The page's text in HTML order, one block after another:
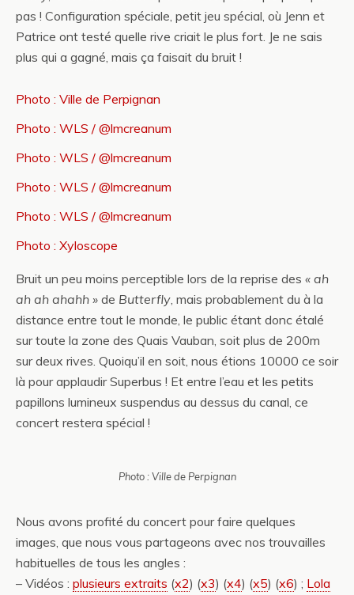
pas ! Configuration spéciale, petit jeu spécial, où Jenn et
Patrice ont testé quelle rive criait le plus fort. Je ne sais
plus qui a gagné, mais ça faisait du bruit !
Photo : Ville de Perpignan
Photo : WLS / @lmcreanum
Photo : WLS / @lmcreanum
Photo : WLS / @lmcreanum
Photo : WLS / @lmcreanum
Photo : Xyloscope
Bruit un peu moins perceptible lors de la reprise des « ah
ah ah ahahh » de Butterfly, mais probablement du à la
distance entre tout le monde, le public étant donc étalé
sur toute la zone des Quais Vauban, soit plus de 200m
sur deux rives. Quoiqu’il en soit, nous étions 10000 ce soir
là pour applaudir Superbus ! Et entre l’eau et les petits
papillons lumineux suspendus au dessus du canal, ce
concert restera spécial !
Photo : Ville de Perpignan
Nous avons profité du concert pour faire quelques
images, que nous vous partageons avec nos trouvailles
habituelles de tous les angles :
– Vidéos : plusieurs extraits (x2) (x3) (x4) (x5) (x6) ; Lola